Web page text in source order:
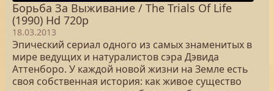
Борьба За Выживание / The Trials Of Life
(1990) Hd 720p
18.03.2013
Эпический сериал одного из самых знаменитых в
мире ведущих и натуралистов сэра Дэвида
Аттенборо. У каждой новой жизни на Земле есть
своя собственная история: как живое существо